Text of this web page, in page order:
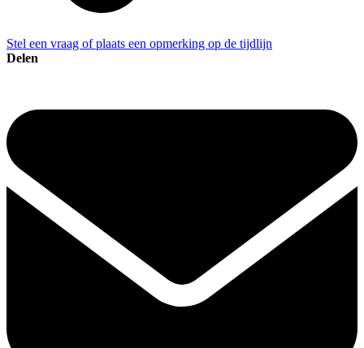
Stel een vraag of plaats een opmerking op de tijdlijn
Delen